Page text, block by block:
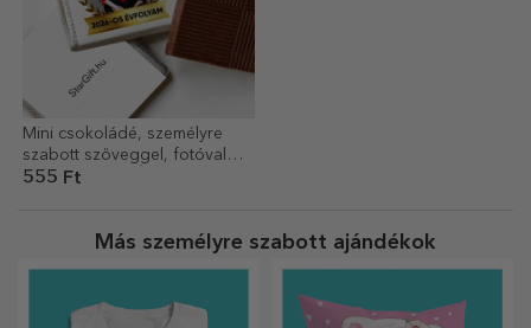
Mini csokoládé, személyre
szabott szöveggel, fotóval
vagy logóval - Érettségi
555 Ft
Más személyre szabott ajándékok